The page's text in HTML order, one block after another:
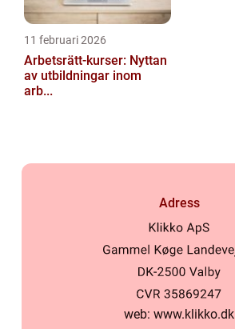
11 februari 2026
Arbetsrätt-kurser: Nyttan
av utbildningar inom
arb...
Adress
web: www.klikko.dk